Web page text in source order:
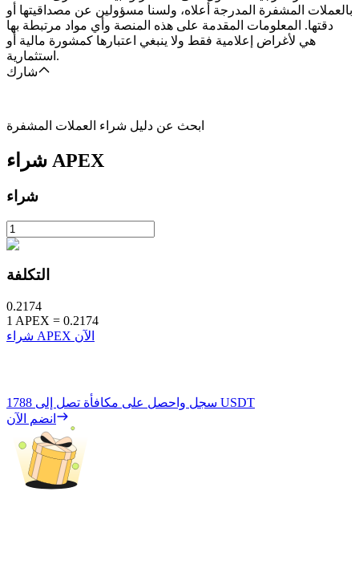
بالعملات المشفرة المدرجة أعلاه، ولسنا مسؤولين عن مصداقيتها أو
دقتها. المعلومات المقدمة على هذه المنصة وأي مواد مرتبطة بها
هي لأغراض إعلامية فقط ولا ينبغي اعتبارها كمشورة مالية أو
استثمارية.
شارك
ابحث عن دليل شراء العملات المشفرة
شراء APEX
شراء
التكلفة
0.2174
1 APEX = 0.2174
شراء APEX الآن
سجل واحصل على مكافأة تصل إلى 1788 USDT
انضم الآن